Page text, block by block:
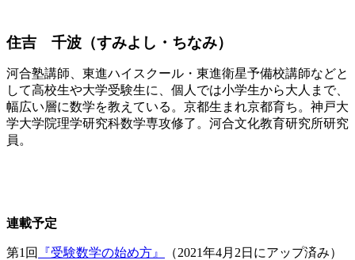
住吉 千波（すみよし・ちなみ）
河合塾講師、東進ハイスクール・東進衛星予備校講師などと
して高校生や大学受験生に、個人では小学生から大人まで、
幅広い層に数学を教えている。京都生まれ京都育ち。神戸大
学大学院理学研究科数学専攻修了。河合文化教育研究所研究
員。
連載予定
第1回 『受験数学の始め方』 （2021年4月2日にアップ済み）